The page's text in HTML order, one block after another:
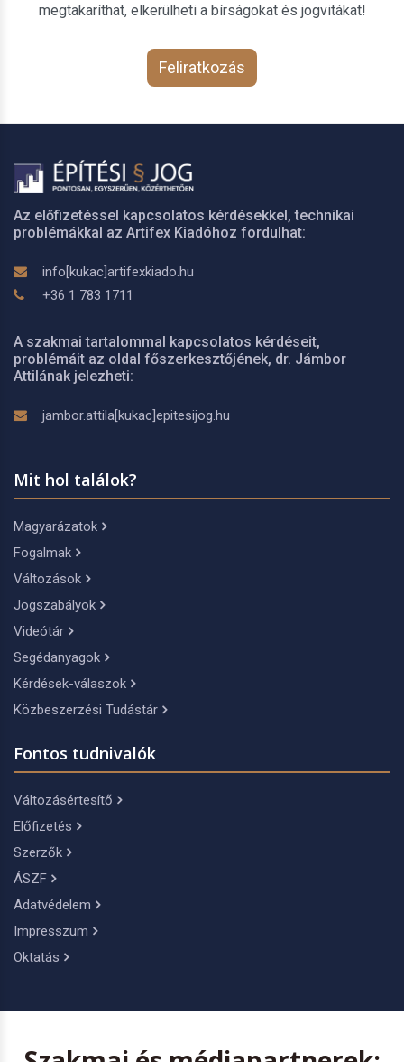
megtakaríthat, elkerülheti a bírságokat és jogvitákat!
Feliratkozás
Az előfizetéssel kapcsolatos kérdésekkel, technikai
problémákkal az Artifex Kiadóhoz fordulhat:
info[kukac]artifexkiado.hu
+36 1 783 1711
A szakmai tartalommal kapcsolatos kérdéseit,
problémáit az oldal főszerkesztőjének, dr. Jámbor
Attilának jelezheti:
jambor.attila[kukac]epitesijog.hu
Mit hol találok?
Magyarázatok
Fogalmak
Változások
Jogszabályok
Videótár
Segédanyagok
Kérdések-válaszok
Közbeszerzési Tudástár
Fontos tudnivalók
Változásértesítő
Előfizetés
Szerzők
ÁSZF
Adatvédelem
Impresszum
Oktatás